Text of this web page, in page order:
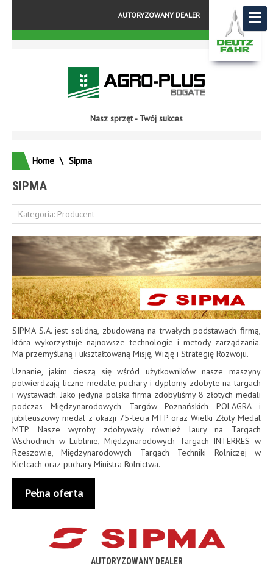
AUTORYZOWANY DEALER
Nasz sprzęt - Twój sukces
Home \ Sipma
SIPMA
Kategoria: Producent
SIPMA S.A. jest solidną, zbudowaną na trwałych podstawach firmą,
która wykorzystuje najnowsze technologie i metody zarządzania.
Ma przemyślaną i ukształtowaną Misję, Wizję i Strategię Rozwoju.
Uznanie, jakim cieszą się wśród użytkowników nasze maszyny
potwierdzają liczne medale, puchary i dyplomy zdobyte na targach
i wystawach. Jako jedyna polska firma zdobyliśmy 8 złotych medali
podczas Międzynarodowych Targów Poznańskich POLAGRA i
jubileuszowy medal z okazji 75-lecia MTP oraz Wielki Złoty Medal
MTP. Nasze wyroby zdobywały również laury na Targach
Wschodnich w Lublinie, Międzynarodowych Targach INTERRES w
Rzeszowie, Międzynarodowych Targach Techniki Rolniczej w
Kielcach oraz puchary Ministra Rolnictwa.
Pełna oferta
AUTORYZOWANY DEALER